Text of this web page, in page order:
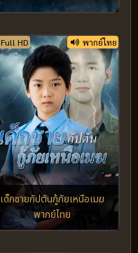
Full HD พากย์ไทย
เด็กชายกัปตันกู้ภัยเหนือเมฆ
พากย์ไทย